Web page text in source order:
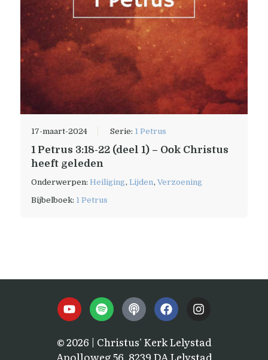
17-maart-2024 Serie: 1 Petrus
1 Petrus 3:18-22 (deel 1) – Ook Christus
heeft geleden
Onderwerpen: Heiliging, Lijden , Verzoening
Bijbelboek: 1 Petrus
© 2026 | Christus' Kerk Lelystad
Apolloweg 56, 8239 DA Lelystad